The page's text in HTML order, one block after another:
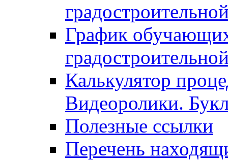
График
Калькулятор
Видеоролики.
Полезные ссылки
Перечень